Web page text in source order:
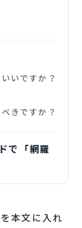
いですか？
きですか？
で「網羅
本文に入れ